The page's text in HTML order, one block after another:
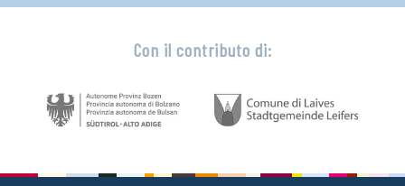
Con il contributo di: